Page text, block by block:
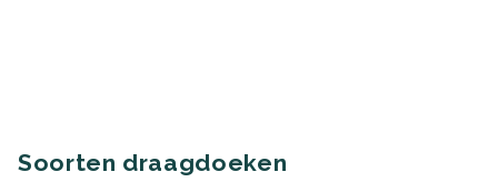
Soorten draagdoeken